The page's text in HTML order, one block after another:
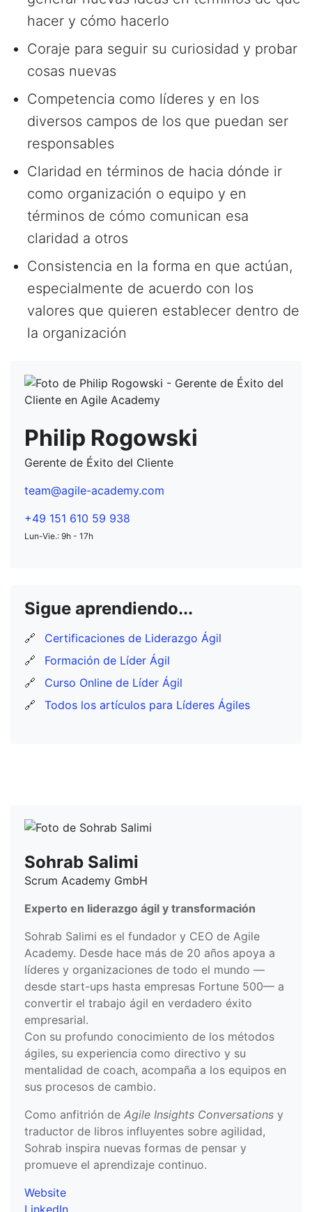
hacer y cómo hacerlo
Coraje para seguir su curiosidad y probar
cosas nuevas
Competencia como líderes y en los
diversos campos de los que puedan ser
responsables
Claridad en términos de hacia dónde ir
como organización o equipo y en
términos de cómo comunican esa
claridad a otros
Consistencia en la forma en que actúan,
especialmente de acuerdo con los
valores que quieren establecer dentro de
la organización
Philip Rogowski
Gerente de Éxito del Cliente
team@agile-academy.com
+49 151 610 59 938
Lun-Vie.: 9h - 17h
Sigue aprendiendo...
🔗
Certificaciones de Liderazgo Ágil
🔗
Formación de Líder Ágil
🔗
Curso Online de Líder Ágil
🔗
Todos los artículos para Líderes Ágiles
Sohrab Salimi
Scrum Academy GmbH
Experto en liderazgo ágil y transformación
Sohrab Salimi es el fundador y CEO de Agile
Academy. Desde hace más de 20 años apoya a
líderes y organizaciones de todo el mundo —
desde start-ups hasta empresas Fortune 500— a
convertir el trabajo ágil en verdadero éxito
empresarial.
Con su profundo conocimiento de los métodos
ágiles, su experiencia como directivo y su
mentalidad de coach, acompaña a los equipos en
sus procesos de cambio.
Como anfitrión de Agile Insights Conversations y
traductor de libros influyentes sobre agilidad,
Sohrab inspira nuevas formas de pensar y
promueve el aprendizaje continuo.
Website